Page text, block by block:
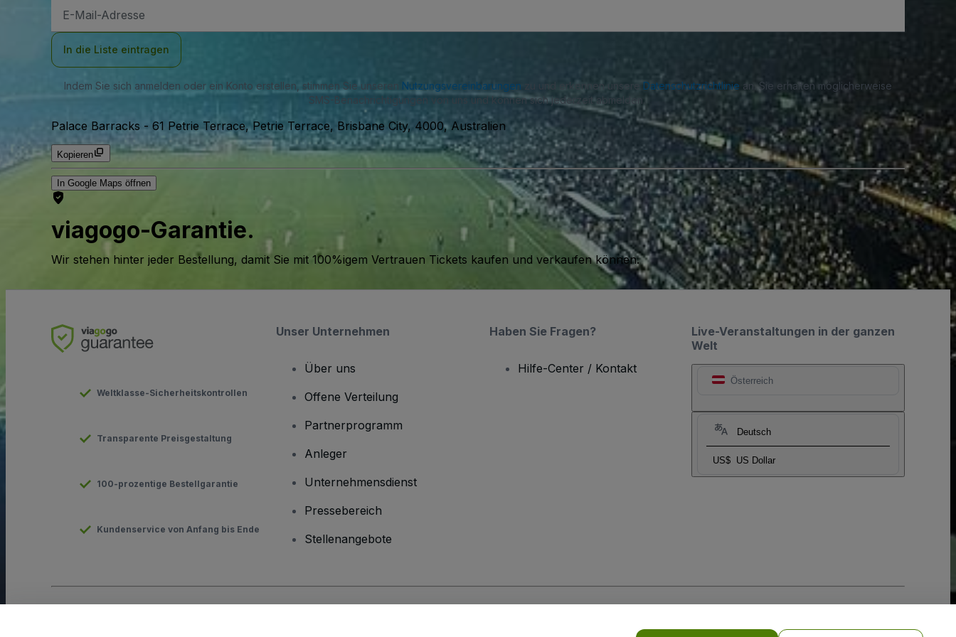
Mail-
In die Liste eintragen
Indem Sie sich anmelden oder ein Konto erstellen, stimmen Sie unseren Nutzungsvereinbarungen zu und erkennen unsere Datenschutzrichtlinie an. Sie erhalten möglicherweise
SMS-Benachrichtigungen von uns und können sich jederzeit abmelden.
Palace Barracks - 61 Petrie Terrace, Petrie Terrace, Brisbane City, 4000, Australien
Kopieren
In Google Maps öffnen
viagogo-Garantie.
Wir stehen hinter jeder Bestellung, damit Sie mit 100%igem Vertrauen Tickets kaufen und verkaufen können.
Live-Veranstaltungen in der ganzen
Welt
Österreich
Deutsch
US$ US Dollar
Weltklasse-Sicherheitskontrollen
Transparente Preisgestaltung
100-prozentige Bestellgarantie
Kundenservice von Anfang bis Ende
Unser Unternehmen
Über uns
Offene Verteilung
Partnerprogramm
Anleger
Unternehmensdienst
Pressebereich
Stellenangebote
Haben Sie Fragen?
Hilfe-Center / Kontakt
Cookie-RichtlinieundDatenschutzrichtlinie für Mobilanwendungen